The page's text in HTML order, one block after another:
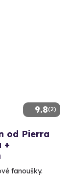
9.8(2)
od Pierra
+
fanoušky.